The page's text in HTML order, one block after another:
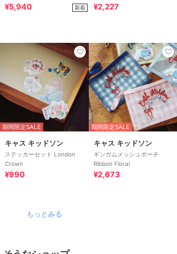
¥5,940 新着 ¥2,227
期間限定SALE
キャス キッドソン
ステッカーセット London
Crown
¥990
期間限定SALE
キャス キッドソン
ギンガムメッシュポーチ
Ribbon Floral
¥2,673
もっとみる